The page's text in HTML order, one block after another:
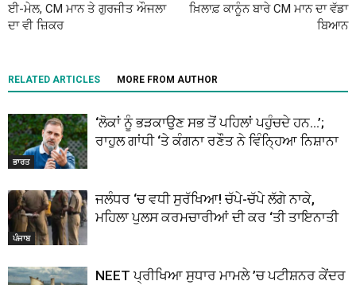
ਈ-ਮੇਲ, CM ਮਾਨ ਤੇ ਗੁਰਜੀਤ ਔਜਲਾ
ਦਾ ਵੀ ਜ਼ਿਕਰ
ਖ਼ਿਲਾਫ਼ ਕਾਨੂੰਨ ਬਾਰੇ CM ਮਾਨ ਦਾ ਵੱਡਾ
ਬਿਆਨ
RELATED ARTICLES MORE FROM AUTHOR
ਭਾਰਤ
‘ਲੋਕਾਂ ਨੂੰ ਭੜਕਾਉਣ ਸਭ ਤੋਂ ਪਹਿਲਾਂ ਪਹੁੰਚਦੇ ਹਨ…’;
ਰਾਹੁਲ ਗਾਂਧੀ ‘ਤੇ ਕੰਗਨਾ ਰਣੌਤ ਨੇ ਵਿੰਨ੍ਹਿਆ ਨਿਸ਼ਾਨਾ
ਪੰਜਾਬ
ਜਲੰਧਰ ‘ਚ ਵਧੀ ਸੁਰੱਖਿਆ! ਚੱਪੇ-ਚੱਪੇ ਲੱਗੇ ਨਾਕੇ,
ਮਹਿਲਾ ਪੁਲਸ ਕਰਮਚਾਰੀਆਂ ਦੀ ਕਰ ‘ਤੀ ਤਾਇਨਾਤੀ
NEET ਪ੍ਰੀਖਿਆ ਸੁਧਾਰ ਮਾਮਲੇ ’ਚ ਪਟੀਸ਼ਨਰ ਕੇਂਦਰ